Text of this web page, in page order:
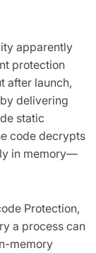
apparently
protection
after launch,
delivering
static
code decrypts
in memory—
Protection,
a process can
memory